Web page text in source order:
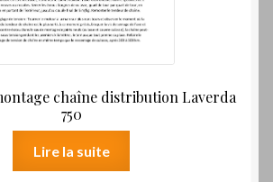
chaîne distribution Laverda
750
Lire la suite